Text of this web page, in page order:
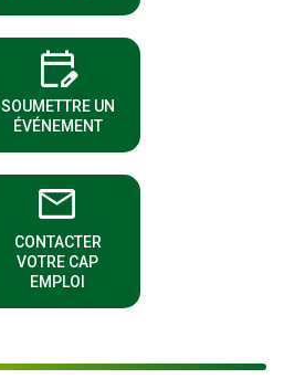
edit_calendar
SOUMETTRE UN
ÉVÉNEMENT
(NOUVELLE FENÊTRE)
email
CONTACTER
VOTRE CAP
EMPLOI
(NOUVELLE FENÊTRE)